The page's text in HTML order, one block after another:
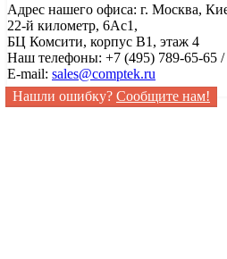
Адрес нашего офиса: г. Москва,
22-й километр, 6Ас1,
БЦ Комсити, корпус B1, этаж 4
Наш телефоны: +7 (495) 789-65-65 /
E-mail: sales@comptek.ru
Нашли ошибку? Сообщите нам!